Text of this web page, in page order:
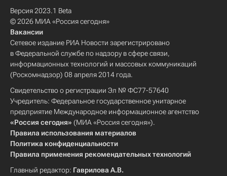
Версия 2023.1 Beta
© 2026 МИА «Россия сегодня»
Вакансии
Сетевое издание РИА Новости зарегистрировано
в Федеральной службе по надзору в сфере связи,
информационных технологий и массовых коммуникаций
(Роскомнадзор) 08 апреля 2014 года.
Свидетельство о регистрации Эл № ФС77-57640
Учредитель: Федеральное государственное унитарное
предприятие Международное информационное агентство
«Россия сегодня» (МИА «Россия сегодня»).
Правила использования материалов
Политика конфиденциальности
Правила применения рекомендательных технологий
Главный редактор: Гаврилова А.В.